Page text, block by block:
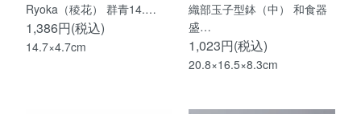
Ryoka（稜花） 群青14.…
1,386円(税込)
14.7×4.7cm
織部玉子型鉢（中） 和食器
盛…
1,023円(税込)
20.8×16.5×8.3cm